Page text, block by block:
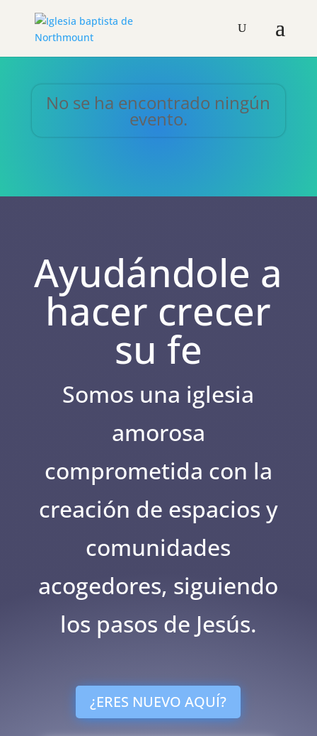
No se ha encontrado ningún
evento.
Ayudándole a
hacer crecer
su fe
Somos una iglesia
amorosa
comprometida con la
creación de espacios y
comunidades
acogedores, siguiendo
los pasos de Jesús.
¿ERES NUEVO AQUÍ?